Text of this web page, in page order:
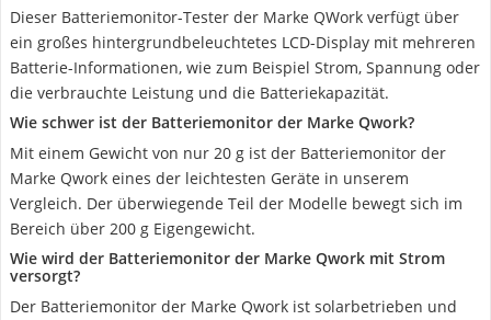
Dieser Batteriemonitor-Tester der Marke QWork verfügt über
ein großes hintergrundbeleuchtetes LCD-Display mit mehreren
Batterie-Informationen, wie zum Beispiel Strom, Spannung oder
die verbrauchte Leistung und die Batteriekapazität.
Wie schwer ist der Batteriemonitor der Marke Qwork?
Mit einem Gewicht von nur 20 g ist der Batteriemonitor der
Marke Qwork eines der leichtesten Geräte in unserem
Vergleich. Der überwiegende Teil der Modelle bewegt sich im
Bereich über 200 g Eigengewicht.
Wie wird der Batteriemonitor der Marke Qwork mit Strom
versorgt?
Der Batteriemonitor der Marke Qwork ist solarbetrieben und